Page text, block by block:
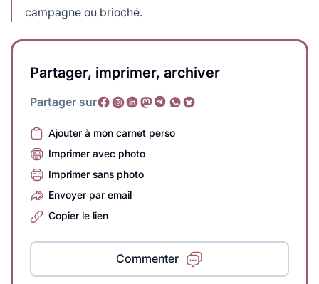
campagne ou brioché.
Partager, imprimer, archiver
Partager sur
Ajouter à mon carnet perso
Imprimer avec photo
Imprimer sans photo
Envoyer par email
Copier le lien
Commenter